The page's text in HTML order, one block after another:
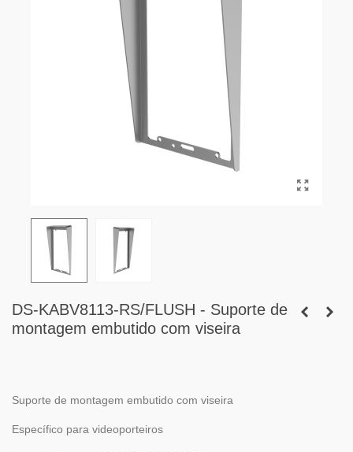
DS-KABV8113-RS/FLUSH - Suporte de
montagem embutido com viseira
Suporte de montagem embutido com viseira
Específico para videoporteiros